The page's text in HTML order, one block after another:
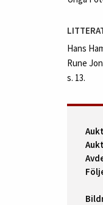
Hans
Rune
s. 13.